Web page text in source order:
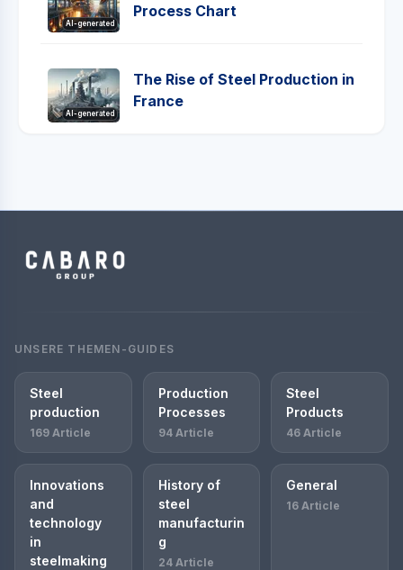
AI-generated
Process Chart
AI-generated
The Rise of Steel Production in
France
UNSERE THEMEN-GUIDES
Steel
production
169 Article
Production
Processes
94 Article
Steel
Products
46 Article
Innovations
and
technology
in
steelmaking
History of
steel
manufacturin
g
24 Article
General
16 Article